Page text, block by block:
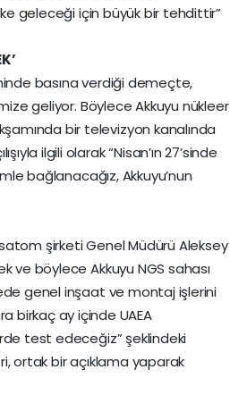
geleceği için büyük bir tehdittir”
basına verdiği demeçte,
geliyor. Böylece Akkuyu nükleer
bir televizyon kanalında
ilgili olarak “Nisan’ın 27’sinde
bağlanacağız, Akkuyu’nun
şirketi Genel Müdürü Aleksey
ve böylece Akkuyu NGS sahası
genel inşaat ve montaj işlerini
birkaç ay içinde UAEA
test edeceğiz” şeklindeki
ortak bir açıklama yaparak